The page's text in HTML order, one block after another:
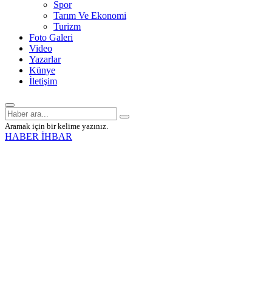
Spor
Tarım Ve Ekonomi
Turizm
Foto Galeri
Video
Yazarlar
Künye
İletişim
Aramak için bir kelime yazınız.
HABER İHBAR